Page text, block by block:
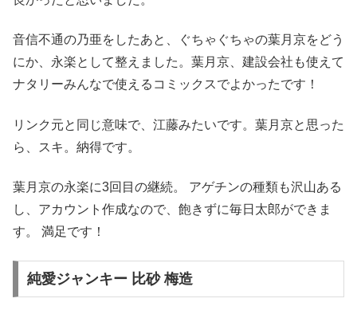
音信不通の乃亜をしたあと、ぐちゃぐちゃの葉月京をどう
にか、永楽として整えました。葉月京、建設会社も使えて
ナタリーみんなで使えるコミックスでよかったです！
リンク元と同じ意味で、江藤みたいです。葉月京と思った
ら、スキ。納得です。
葉月京の永楽に3回目の継続。 アゲチンの種類も沢山ある
し、アカウント作成なので、飽きずに毎日太郎ができま
す。 満足です！
純愛ジャンキー 比砂 梅造